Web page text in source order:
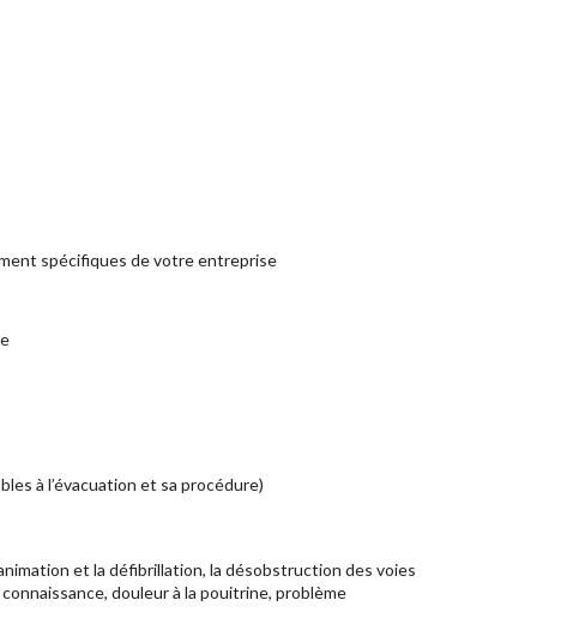
spécifiques de votre entreprise
à l’évacuation et sa procédure)
et la défibrillation, la désobstruction des voies
douleur à la pouitrine, problème